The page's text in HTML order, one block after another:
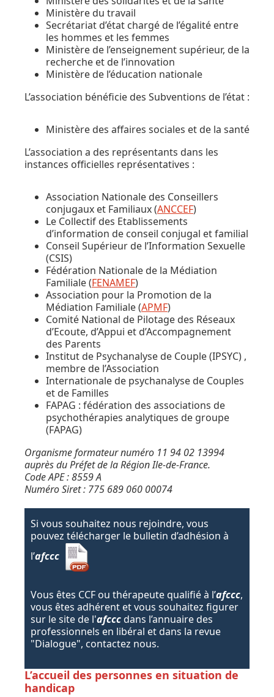
Ministère du travail
Secrétariat d’état chargé de l’égalité entre
les hommes et les femmes
Ministère de l’enseignement supérieur, de la
recherche et de l’innovation
Ministère de l’éducation nationale
L’association bénéficie des Subventions de l’état :
Ministère des affaires sociales et de la santé
L’association a des représentants dans les
instances officielles représentatives :
Association Nationale des Conseillers
conjugaux et Familiaux (ANCCEF)
Le Collectif des Etablissements
d’information de conseil conjugal et familial
Conseil Supérieur de l’Information Sexuelle
(CSIS)
Fédération Nationale de la Médiation
Familiale (FENAMEF)
Association pour la Promotion de la
Médiation Familiale (APMF)
Comité National de Pilotage des Réseaux
d’Ecoute, d’Appui et d’Accompagnement
des Parents
Institut de Psychanalyse de Couple (IPSYC) ,
membre de l’Association
Internationale de psychanalyse de Couples
et de Familles
FAPAG : fédération des associations de
psychothérapies analytiques de groupe
(FAPAG)
Organisme formateur numéro 11 94 02 13994
auprès du Préfet de la Région Ile-de-France.
Code APE : 8559 A
Numéro Siret : 775 689 060 00074
Si vous souhaitez nous rejoindre, vous
pouvez télécharger le bulletin d’adhésion à
l’afccc
Vous êtes CCF ou thérapeute qualifié à l’afccc,
vous êtes adhérent et vous souhaitez figurer
sur le site de l'afcccdans l’annuaire des
professionnels en libéral et dans la revue
"Dialogue", contactez nous.
L’accueil des personnes en situation de
handicap